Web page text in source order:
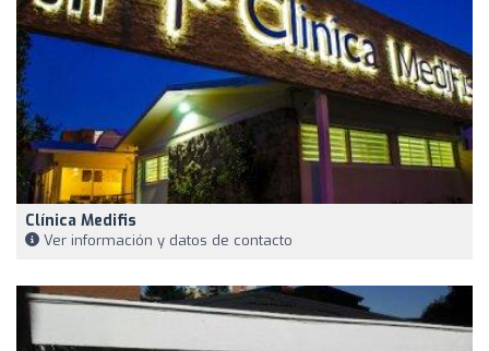
Clínica Medifis
Ver información y datos de contacto